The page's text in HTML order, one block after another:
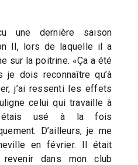
une dernière saison
II, lors de laquelle il a
sur la poitrine. «Ça a été
je dois reconnaître qu’à
j’ai ressenti les effets
celui qui travaille à
J’étais usé à la fois
D’ailleurs, je me
en février. Il était
dans mon club